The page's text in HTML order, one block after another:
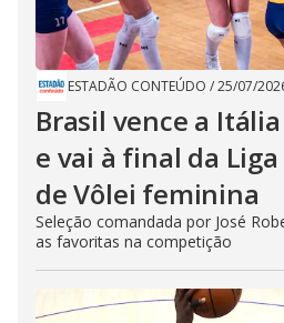
ESTADÃO CONTEÚDO /25/07/
Brasil vence a
e vai à final da
de Vôlei feminina
Seleção comandada por José
as favoritas na competição